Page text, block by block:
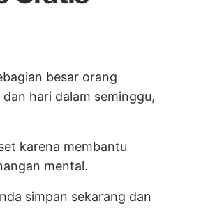
besar orang
hari dalam seminggu,
karena membantu
mental.
simpan sekarang dan